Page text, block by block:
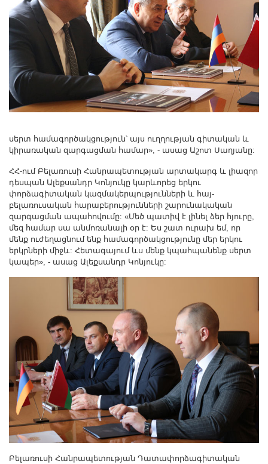
սերտ համագործակցություն՝ այս ուղղության գիտական և
կիրառական զարգացման համար», - ասաց Աշոտ Սաղյանը:
ՀՀ-ում Բելառուսի Հանրապետության արտակարգ և լիազոր
դեսպան Ալեքսանդր Կոնյուկը կարևորեց երկու
փորձագիտական կազմակերպությունների և հայ-
բելառուսական հարաբերությունների շարունակական
զարգացման ապահովումը: «Մեծ պատիվ է լինել ձեր հյուրը,
մեզ համար սա անմոռանալի օր է: Ես շատ ուրախ եմ, որ
մենք ուժեղացնում ենք համագործակցությունը մեր երկու
երկրների միջև: Հետագայում ևս մենք կպահպանենք սերտ
կապեր», - ասաց Ալեքսանդր Կոնյուկը:
Բելառուսի Հանրապետության Դատափորձագիտական